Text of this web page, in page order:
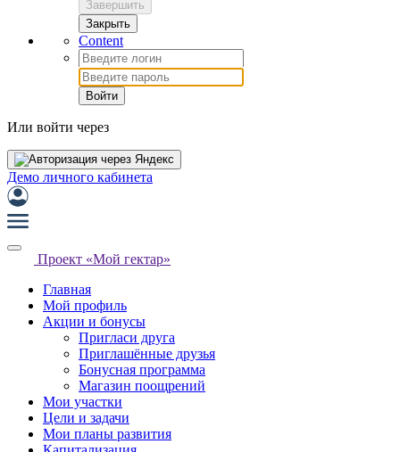
Завершить
Закрыть
Content
Войти
Или войти через
Демо личного кабинета
Проект «Мой гектар»
Главная
Мой профиль
Акции и бонусы
Пригласи друга
Приглашённые друзья
Бонусная программа
Магазин поощрений
Мои участки
Цели и задачи
Мои планы развития